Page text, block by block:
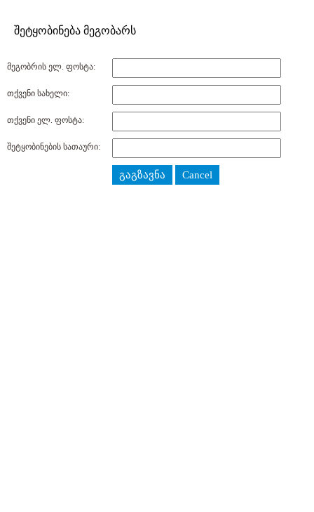
შეტყობინება მეგობარს
მეგობრის ელ. ფოსტა:
თქვენი სახელი:
თქვენი ელ. ფოსტა:
შეტყობინების სათაური:
გაგზავნა Cancel